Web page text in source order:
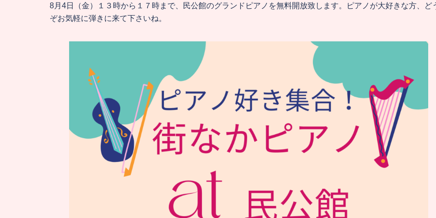
8月4日（金）１３時から１７時まで、民公館のグランドピアノを無料開放致します。ピアノが大好きな方、ど
ぞお気軽に弾きに来て下さいね。